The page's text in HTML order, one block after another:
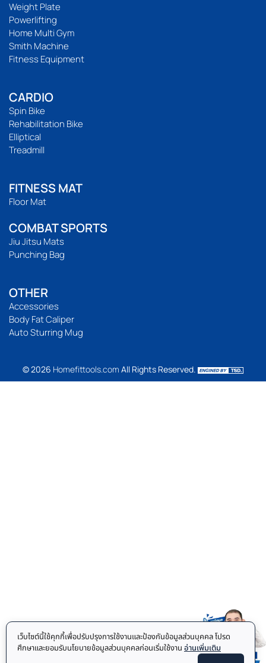
Weight Plate
Powerlifting
Home Multi Gym
Smith Machine
Fitness Equipment
CARDIO
Spin Bike
Rehabilitation Bike
Elliptical
Treadmill
FITNESS MAT
Floor Mat
COMBAT SPORTS
Jiu Jitsu Mats
Punching Bag
OTHER
Accessories
Body Fat Caliper
Auto Sturring Mug
© 2026 Homefittools.com All Rights Reserved.
เว็บไซต์นี้ใช้คุกกี้เพื่อปรับปรุงการใช้งานและป้องกันข้อมูลส่วนบุคคล โปรด
ศึกษาและยอมรับนโยบายข้อมูลส่วนบุคคลก่อนเริ่มใช้งาน อ่านเพิ่มเติม